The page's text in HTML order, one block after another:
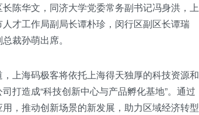
陈华文，同济大学党委常务副书记冯身洪，上
才工作局副局长谭朴珍，闵行区副区长谭瑞
裁孙萌出席。
上海码极客将依托上海得天独厚的科技资源和
打造成“科技创新中心与产品孵化基地”。通过
，推动创新场景的新发展，助力区域经济转型